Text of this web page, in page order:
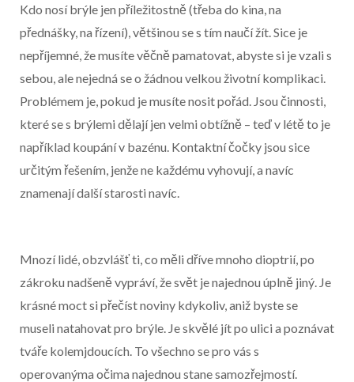
Kdo nosí brýle jen příležitostně (třeba do kina, na
přednášky, na řízení), většinou se s tím naučí žít. Sice je
nepříjemné, že musíte věčně pamatovat, abyste si je vzali s
sebou, ale nejedná se o žádnou velkou životní komplikaci.
Problémem je, pokud je musíte nosit pořád. Jsou činnosti,
které se s brýlemi dělají jen velmi obtížně – teď v létě to je
například koupání v bazénu. Kontaktní čočky jsou sice
určitým řešením, jenže ne každému vyhovují, a navíc
znamenají další starosti navíc.
Mnozí lidé, obzvlášť ti, co měli dříve mnoho dioptrií, po
zákroku nadšeně vypráví, že svět je najednou úplně jiný. Je
krásné moct si přečíst noviny kdykoliv, aniž byste se
museli natahovat pro brýle. Je skvělé jít po ulici a poznávat
tváře kolemjdoucích. To všechno se pro vás s
operovanýma očima najednou stane samozřejmostí.